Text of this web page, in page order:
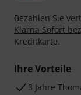
Bezahlen Sie
Klarna Sofort
Kreditkarte.
Ihre Vorteile
3 Jahre